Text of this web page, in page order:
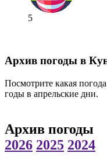
5
Архив погоды в
Посмотрите какая
годы в апрельские дни.
Архив погоды
2026 2025 2024